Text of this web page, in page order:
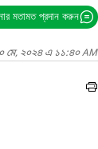
মতামত প্রদান করুন
মে, ২০২৪ এ ১১:৪০ AM